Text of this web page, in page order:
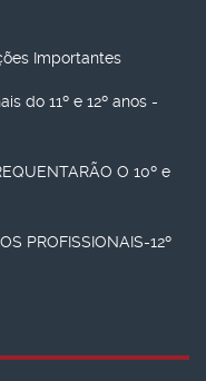
Importantes
do 11º e 12º anos -
O 10º e
PROFISSIONAIS-12º